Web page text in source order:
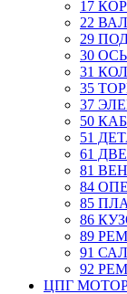
17
22
29
30
31
35
37
50
51
61
81
84
85
86
89
91
92
ЦПГ